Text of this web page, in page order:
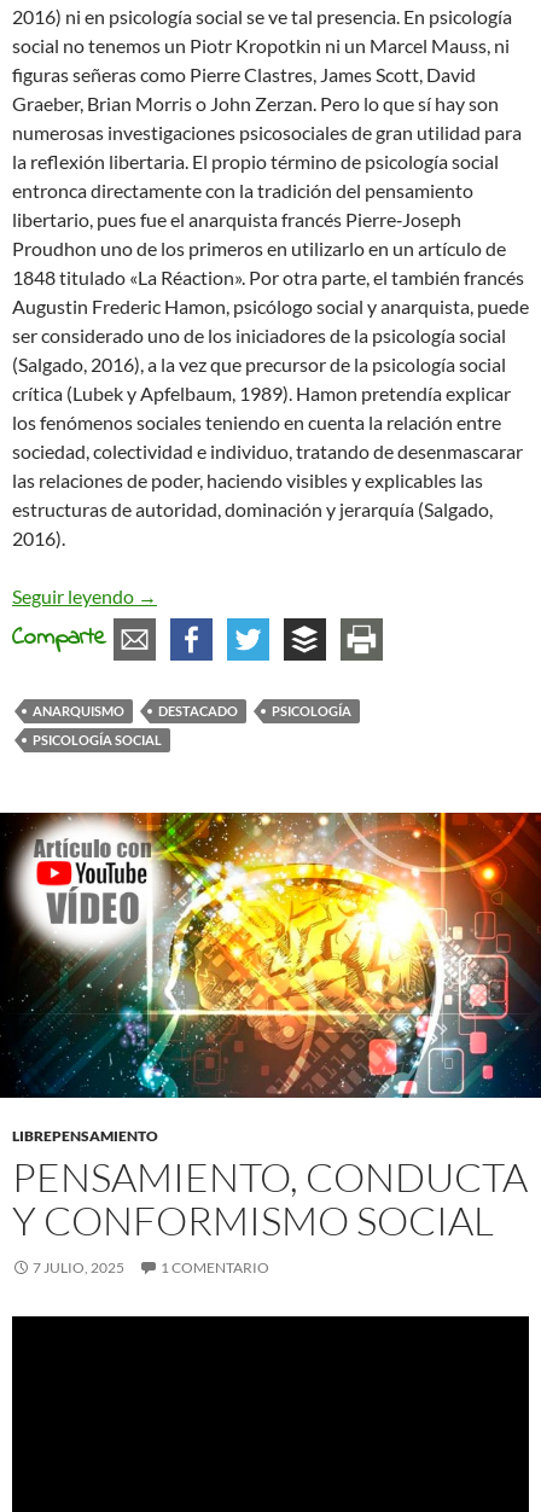
2016) ni en psicología social se ve tal presencia. En psicología
social no tenemos un Piotr Kropotkin ni un Marcel Mauss, ni
figuras señeras como Pierre Clastres, James Scott, David
Graeber, Brian Morris o John Zerzan. Pero lo que sí hay son
numerosas investigaciones psicosociales de gran utilidad para
la reflexión libertaria. El propio término de psicología social
entronca directamente con la tradición del pensamiento
libertario, pues fue el anarquista francés Pierre‐Joseph
Proudhon uno de los primeros en utilizarlo en un artículo de
1848 titulado «La Réaction». Por otra parte, el también francés
Augustin Frederic Hamon, psicólogo social y anarquista, puede
ser considerado uno de los iniciadores de la psicología social
(Salgado, 2016), a la vez que precursor de la psicología social
crítica (Lubek y Apfelbaum, 1989). Hamon pretendía explicar
los fenómenos sociales teniendo en cuenta la relación entre
sociedad, colectividad e individuo, tratando de desenmascarar
las relaciones de poder, haciendo visibles y explicables las
estructuras de autoridad, dominación y jerarquía (Salgado,
2016).
Seguir leyendo Utilidad de la psicología social para el
→
Comparte
ANARQUISMO DESTACADO
PSICOLOGÍA
PSICOLOGÍA SOCIAL
LIBREPENSAMIENTO
PENSAMIENTO, CONDUCTA
Y CONFORMISMO SOCIAL
7 JULIO, 2025 1 COMENTARIO